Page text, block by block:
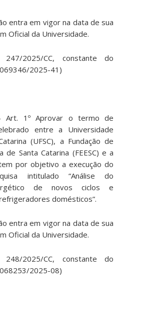
entra em vigor na data de sua
Oficial da Universidade.
2025/CC, constante do
2025-41)
Art. 1º Aprovar o termo de
entre a Universidade
(UFSC), a Fundação de
de Santa Catarina (FEESC) e a
por objetivo a execução do
intitulado “Análise do
de novos ciclos e
domésticos”.
entra em vigor na data de sua
Oficial da Universidade.
2025/CC, constante do
2025-08)